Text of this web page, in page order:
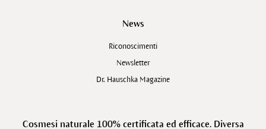
News
Riconoscimenti
Newsletter
Dr. Hauschka Magazine
Cosmesi naturale 100% certificata ed efficace. Diversa